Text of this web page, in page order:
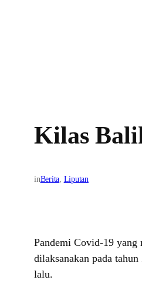
Kilas
inBerita, Liputan
Pandemi Covid-19 yang
dilaksanakan pada
lalu.